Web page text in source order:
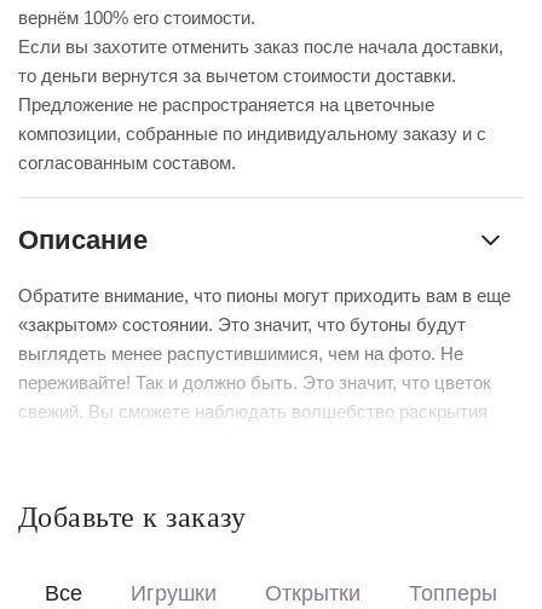
вернём 100% его стоимости.
Если вы захотите отменить заказ после начала доставки,
то деньги вернутся за вычетом стоимости доставки.
Предложение не распространяется на цветочные
композиции, собранные по индивидуальному заказу и с
согласованным составом.
Описание
Обратите внимание, что пионы могут приходить вам в еще
«закрытом» состоянии. Это значит, что бутоны будут
выглядеть менее распустившимися, чем на фото. Не
переживайте! Так и должно быть. Это значит, что цветок
свежий. Вы сможете наблюдать волшебство раскрытия
Выберите формат оформления:
коробке с аквабоксом, чтобы цветы сохраняли свежесть в
Добавьте к заказу
Все Игрушки Открытки Топперы